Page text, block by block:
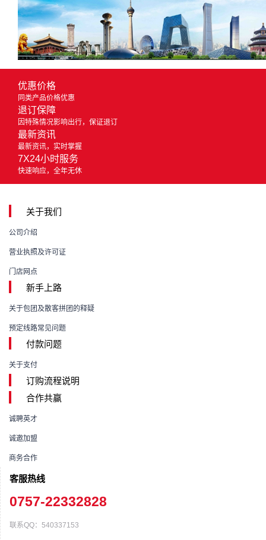
优惠价格
同类产品价格优惠
退订保障
因特殊情况影响出行，保证退订
最新资讯
最新资讯，实时掌握
7X24小时服务
快速响应，全年无休
关于我们
公司介绍
营业执照及许可证
门店网点
新手上路
关于包团及散客拼团的释疑
预定线路常见问题
付款问题
关于支付
订购流程说明
合作共赢
诚聘英才
诚邀加盟
商务合作
客服热线
0757-22332828
联系QQ：540337153